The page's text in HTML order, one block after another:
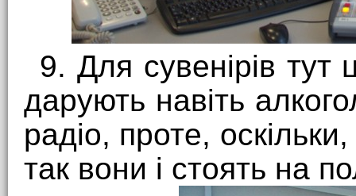
9. Для сувенірів
дарують навіть
радіо, проте,
так вони і стоять на